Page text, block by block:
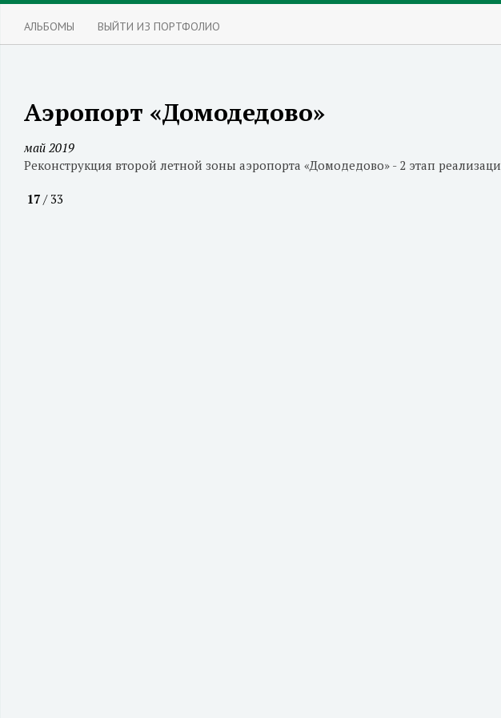
АЛЬБОМЫ ВЫЙТИ ИЗ ПОРТФОЛИО
Аэропорт «Домодедово»
май 2019
Реконструкция второй летной зоны аэропорта «Домодедово» - 2 этап
17 / 33